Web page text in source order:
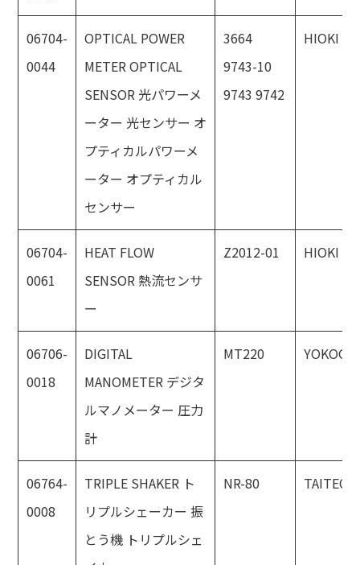
06704-
0044
OPTICAL POWER
METER OPTICAL
SENSOR 光パワーメ
ーター 光センサー オ
プティカルパワーメ
ーター オプティカル
センサー
3664
9743-10
9743 9742
HIOKI
06704-
0061
HEAT FLOW
SENSOR 熱流センサ
ー
Z2012-01 HIOKI
06706-
0018
DIGITAL
MANOMETER デジタ
ルマノメーター 圧力
計
MT220
06764-
0008
TRIPLE SHAKER ト
リプルシェーカー 振
とう機 トリプルシェ
NR-80 TAITEC